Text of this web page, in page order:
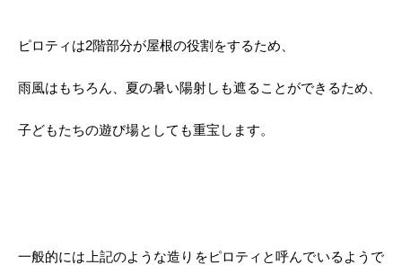
ピロティは2階部分が屋根の役割をするため、
雨風はもちろん、夏の暑い陽射しも遮ることができるため、
子どもたちの遊び場としても重宝します。
一般的には上記のような造りをピロティと呼んでいるようで